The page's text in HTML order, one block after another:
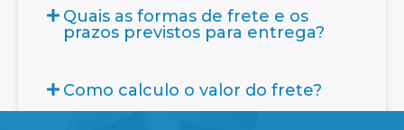
Quais as formas de frete e os
prazos previstos para entrega?
Como calculo o valor do frete?